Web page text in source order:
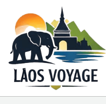
contenu